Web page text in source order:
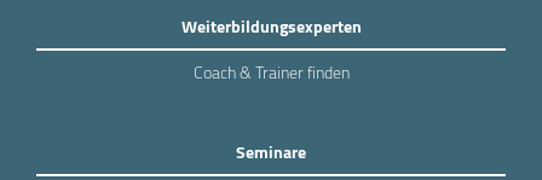
Weiterbildungsexperten
Coach & Trainer finden
Seminare